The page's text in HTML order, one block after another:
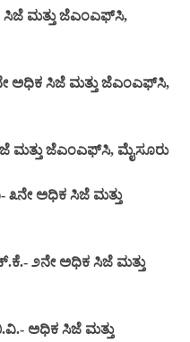
ಸಿಜೆ ಮತ್ತು ಜೆಎಂಎಫ್‌ಸಿ,
ಅಧಿಕ ಸಿಜೆ ಮತ್ತು ಜೆಎಂಎಫ್‌ಸಿ,
ಮತ್ತು ಜೆಎಂಎಫ್‌ಸಿ, ಮೈಸೂರು
೩ನೇ ಅಧಿಕ ಸಿಜೆ ಮತ್ತು
೨ನೇ ಅಧಿಕ ಸಿಜೆ ಮತ್ತು
ಅಧಿಕ ಸಿಜೆ ಮತ್ತು